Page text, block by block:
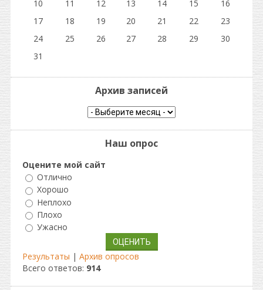
10
11 12 13 14 15
16
17
18 19 20 21 22
23
24
25 26 27 28 29
30
31
Архив записей
Наш опрос
Оцените мой сайт
Отлично
Хорошо
Неплохо
Плохо
Ужасно
Результаты | Архив опросов
Всего ответов: 914